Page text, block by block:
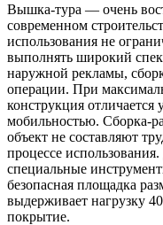
Вышка-тура — очень
современном
использования не
выполнять широкий
наружной рекламы,
операции. При
конструкция отличается
мобильностью. Сборка-
объект не составляют
процессе
специальные
безопасная площадка
выдерживает нагрузку
покрытие.